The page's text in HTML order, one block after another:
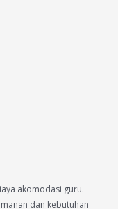
akomodasi guru.
dan kebutuhan